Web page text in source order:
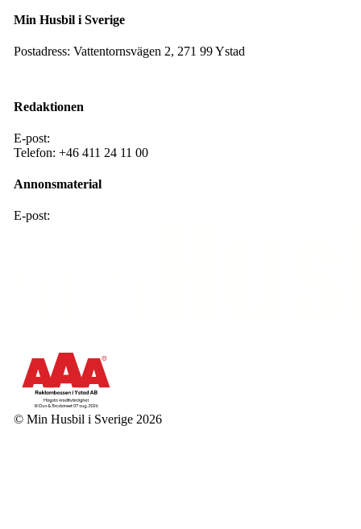
Min Husbil i Sverige
Postadress: Vattentornsvägen 2, 271 99 Ystad
Redaktionen
E-post:
Telefon: +46 411 24 11 00
Annonsmaterial
E-post:
© Min Husbil i Sverige 2026